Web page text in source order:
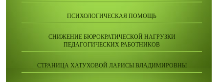
ПСИХОЛОГИЧЕСКАЯ ПОМОЩЬ
СНИЖЕНИЕ БЮРОКРАТИЧЕСКОЙ НАГРУЗКИ
ПЕДАГОГИЧЕСКИХ РАБОТНИКОВ
СТРАНИЦА ХАТУХОВОЙ ЛАРИСЫ ВЛАДИМИРОВНЫ